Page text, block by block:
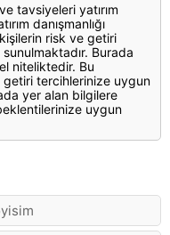
tavsiyeleri yatırım
danışmanlığı
risk ve getiri
Burada
niteliktedir. Bu
tercihlerinize uygun
yer alan bilgilere
uygun